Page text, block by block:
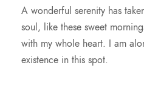
A wonderful serenity has
soul, like these sweet
with my whole heart. I am
existence in this spot.